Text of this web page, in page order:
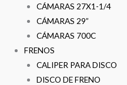
CÁMARAS 27X1-1/4
CÁMARAS 29”
CÁMARAS 700C
FRENOS
CALIPER PARA DISCO
DISCO DE FRENO